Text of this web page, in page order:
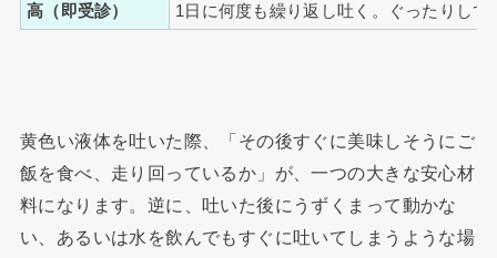
高（即受診） 1日に何度も繰り返し吐く。ぐったりし
黄色い液体を吐いた際、「その後すぐに美味しそうにご
飯を食べ、走り回っているか」が、一つの大きな安心材
料になります。逆に、吐いた後にうずくまって動かな
い、あるいは水を飲んでもすぐに吐いてしまうような場